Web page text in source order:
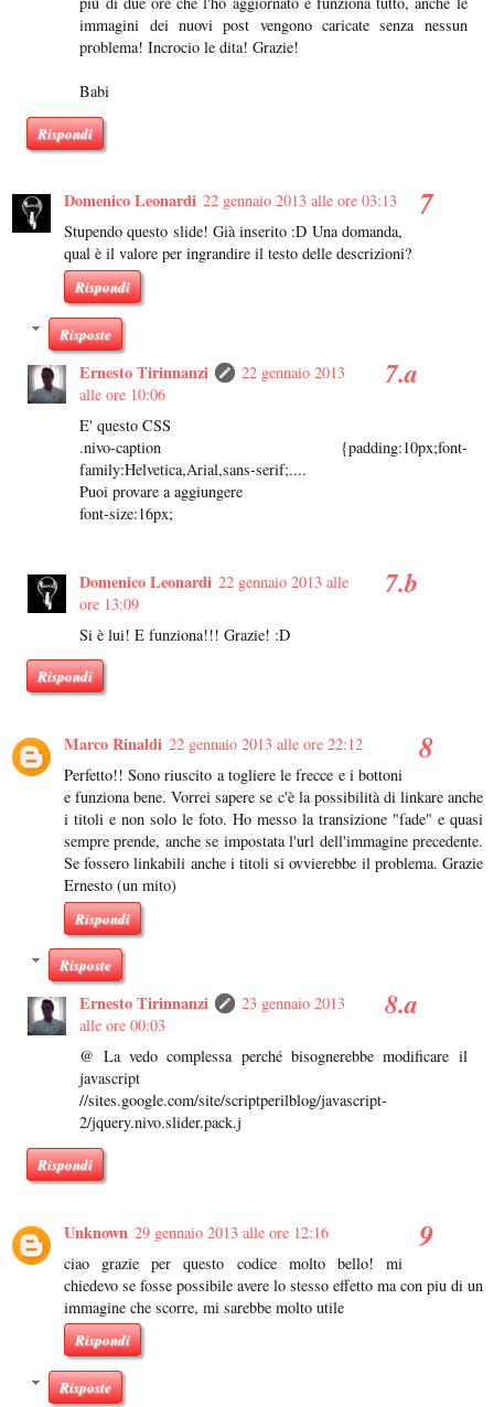
immagini dei nuovi post vengono caricate senza nessun
problema! Incrocio le dita! Grazie!
Babi
Rispondi
Domenico Leonardi 22 gennaio 2013 alle ore 03:13
Stupendo questo slide! Già inserito :D Una domanda,
qual è il valore per ingrandire il testo delle descrizioni?
Rispondi
Risposte
Ernesto Tirinnanzi
22 gennaio 2013
alle ore 10:06
E' questo CSS
.nivo-caption {padding:10px;font-
family:Helvetica,Arial,sans-serif;....
Puoi provare a aggiungere
font-size:16px;
Domenico Leonardi 22 gennaio 2013 alle
ore 13:09
Si è lui! E funziona!!! Grazie! :D
Rispondi
Marco Rinaldi 22 gennaio 2013 alle ore 22:12
Perfetto!! Sono riuscito a togliere le frecce e i bottoni
e funziona bene. Vorrei sapere se c'è la possibilità di linkare anche
i titoli e non solo le foto. Ho messo la transizione "fade" e quasi
sempre prende, anche se impostata l'url dell'immagine precedente.
Se fossero linkabili anche i titoli si ovvierebbe il problema. Grazie
Ernesto (un mito)
Rispondi
Risposte
Ernesto Tirinnanzi
23 gennaio 2013
alle ore 00:03
@ La vedo complessa perché bisognerebbe modificare il
javascript
//sites.google.com/site/scriptperilblog/javascript-
2/jquery.nivo.slider.pack.j
Rispondi
Unknown 29 gennaio 2013 alle ore 12:16
ciao grazie per questo codice molto bello! mi
chiedevo se fosse possibile avere lo stesso effetto ma con piu di un
immagine che scorre, mi sarebbe molto utile
Rispondi
Risposte